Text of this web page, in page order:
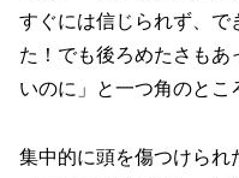
すぐには信じられず、で
た！でも後ろめたさもあ
いのに」と一つ角のとこ
集中的に頭を傷つけられ